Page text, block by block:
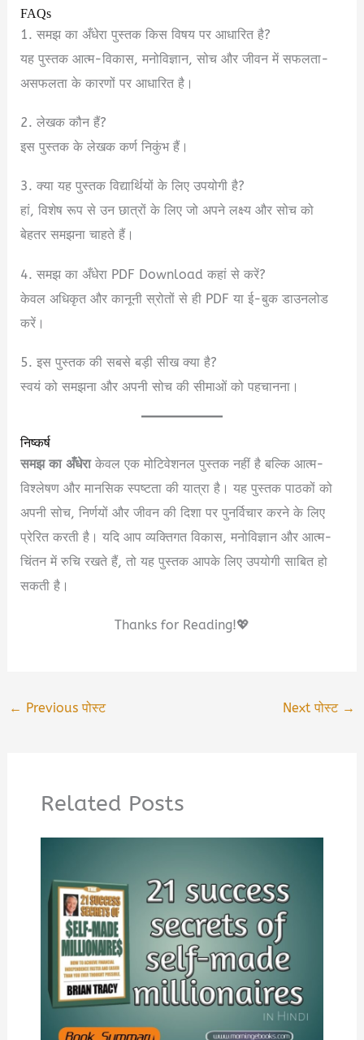
FAQs
1. समझ का अँधेरा पुस्तक किस विषय पर आधारित है?
यह पुस्तक आत्म-विकास, मनोविज्ञान, सोच और जीवन में सफलता-
असफलता के कारणों पर आधारित है।
2. लेखक कौन हैं?
इस पुस्तक के लेखक कर्ण निकुंभ हैं।
3. क्या यह पुस्तक विद्यार्थियों के लिए उपयोगी है?
हां, विशेष रूप से उन छात्रों के लिए जो अपने लक्ष्य और सोच को
बेहतर समझना चाहते हैं।
4. समझ का अँधेरा PDF Download कहां से करें?
केवल अधिकृत और कानूनी स्रोतों से ही PDF या ई-बुक डाउनलोड
करें।
5. इस पुस्तक की सबसे बड़ी सीख क्या है?
स्वयं को समझना और अपनी सोच की सीमाओं को पहचानना।
निष्कर्ष
समझ का अँधेराकेवल एक मोटिवेशनल पुस्तक नहीं है बल्कि आत्म-
विश्लेषण और मानसिक स्पष्टता की यात्रा है। यह पुस्तक पाठकों को
अपनी सोच, निर्णयों और जीवन की दिशा पर पुनर्विचार करने के लिए
प्रेरित करती है। यदि आप व्यक्तिगत विकास, मनोविज्ञान और आत्म-
चिंतन में रुचि रखते हैं, तो यह पुस्तक आपके लिए उपयोगी साबित हो
सकती है।
Thanks for Reading!💖
← Previous पोस्ट Next पोस्ट →
Related Posts